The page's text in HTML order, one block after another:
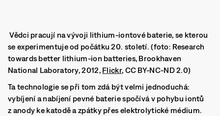
Vědci pracují na vývoji lithium-iontové baterie, se kterou
se experimentuje od počátku 20. století. (foto: Research
towards better lithium-ion batteries, Brookhaven
National Laboratory, 2012, Flickr, CC BY-NC-ND 2.0)
Ta technologie se při tom zdá být velmi jednoduchá:
vybíjení a nabíjení pevné baterie spočívá v pohybu iontů
z anody ke katodě a zpátky přes elektrolytické médium.